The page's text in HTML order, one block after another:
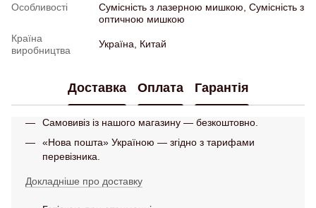
Особливості
Сумісність з лазерною мишкою, Сумісність з
оптичною мишкою
Країна
виробництва
Україна, Китай
Доставка Оплата Гарантія
Самовивіз із нашого магазину — безкоштовно.
«Нова пошта» Україною — згідно з тарифами
перевізника.
Докладніше про доставку